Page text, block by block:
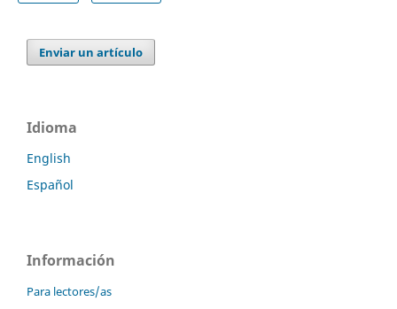
Enviar un artículo
Idioma
English
Español
Información
Para lectores/as